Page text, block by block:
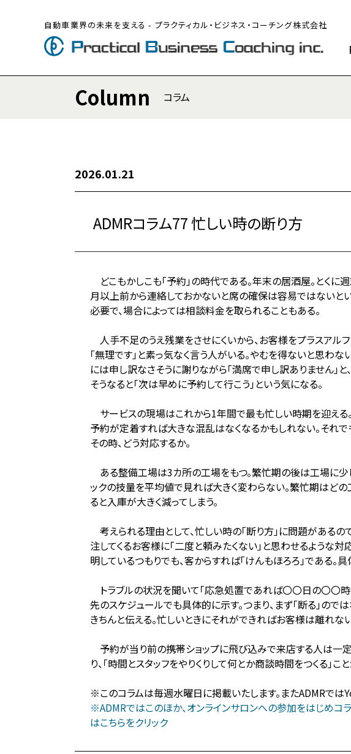
自動車業界の未来を支える - プラクティカル・ビジネス・コーチング株式会社
Column コラム
2026.01.21
ADMRコラム77 忙しい時の断り方
どこもかしこも「予約」の時代である。年末の居酒屋。とく
月以上前から連絡しておかないと席の確保は容易ではないと
必要で、場合によっては相談料金を取られることもある。
人手不足のうえ残業をさせにくいから、お客様をプラスアル
「無理です」と素っ気なく言う人がいる。やむを得ないと思わ
には申し訳なさそうに謝りながら「満席で申し訳ありません」
そうなると「次は早めに予約して行こう」という気になる。
サービスの現場はこれから1年間で最も忙しい時期を迎える
予約が定着すれば大きな混乱はなくなるかもしれない。それ
その時、どう対応するか。
ある整備工場は3カ所の工場をもつ。繁忙期の後は工場に少
ックの技量を平均値で見れば大きく変わらない。繁忙期はど
ると入庫が大きく減ってしまう。
考えられる理由として、忙しい時の「断り方」に問題がある
注してくるお客様に「二度と頼みたくない」と思わせるような
明しているつもりでも、客からすれば「けんもほろろ」である
トラブルの状況を聞いて「応急処置であれば〇〇日の〇〇時
先のスケジュールでも具体的に示す。つまり、まず「断る」の
きちんと伝える。忙しいときにそれができればお客様は離れな
予約が当り前の携帯ショップに飛び込みで来店する人は一定
り、「時間とスタッフをやりくりして何とか商談時間をつくる
※このコラムは毎週水曜日に掲載いたします。またADMRで
※ADMRではこのほか、オンラインサロンへの参加をはじめコ
はこちらをクリック